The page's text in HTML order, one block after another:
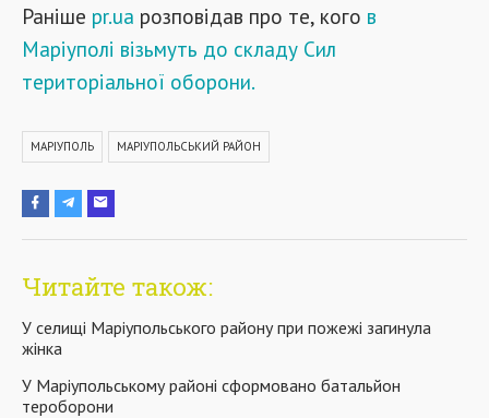
Раніше pr.ua розповідав про те, кого в
Маріуполі візьмуть до складу Сил
територіальної оборони.
МАРІУПОЛЬ МАРІУПОЛЬСЬКИЙ РАЙОН
Читайте також:
У селищі Маріупольського району при пожежі загинула
жінка
У Маріупольському районі сформовано батальйон
тероборони